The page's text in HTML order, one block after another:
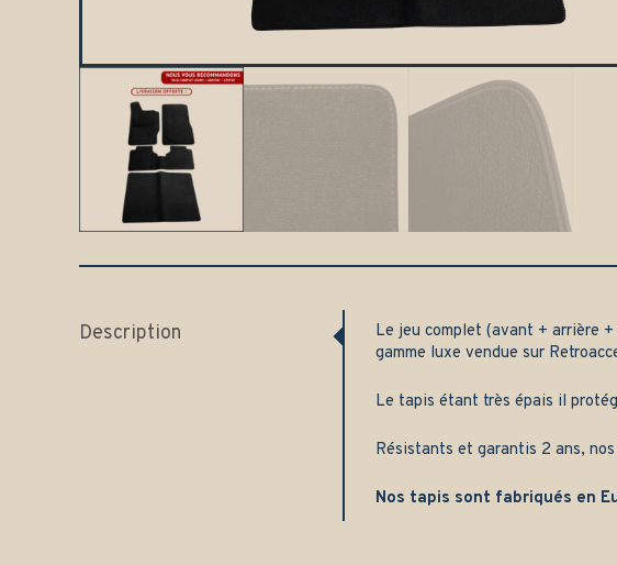
Description Le jeu complet (avant + arrière
gamme luxe vendue sur
Le tapis étant très épais il
Résistants et garantis 2 ans,
Nos tapis sont fabriqués en